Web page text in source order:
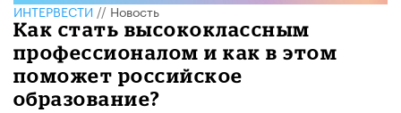
ИНТЕРВЕСТИ//Новость
Как стать высококлассным
профессионалом и как в этом
поможет российское
образование?